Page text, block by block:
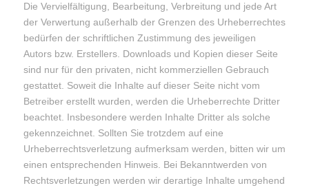
Die Vervielfältigung, Bearbeitung, Verbreitung und jede Art
der Verwertung außerhalb der Grenzen des Urheberrechtes
bedürfen der schriftlichen Zustimmung des jeweiligen
Autors bzw. Erstellers. Downloads und Kopien dieser Seite
sind nur für den privaten, nicht kommerziellen Gebrauch
gestattet. Soweit die Inhalte auf dieser Seite nicht vom
Betreiber erstellt wurden, werden die Urheberrechte Dritter
beachtet. Insbesondere werden Inhalte Dritter als solche
gekennzeichnet. Sollten Sie trotzdem auf eine
Urheberrechtsverletzung aufmerksam werden, bitten wir um
einen entsprechenden Hinweis. Bei Bekanntwerden von
Rechtsverletzungen werden wir derartige Inhalte umgehend